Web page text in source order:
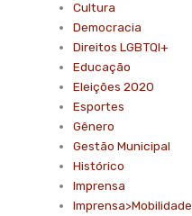
Cultura
Democracia
Direitos LGBTQI+
Educação
Eleições 2020
Esportes
Gênero
Gestão Municipal
Histórico
Imprensa
Imprensa>Mobilidade